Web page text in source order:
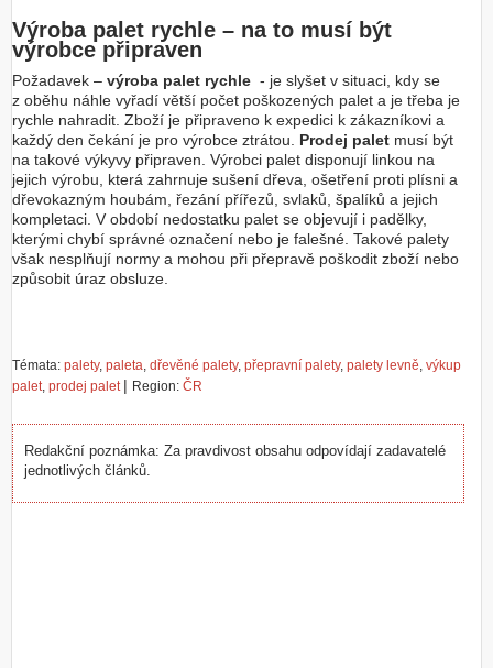
Výroba palet rychle – na to musí být
výrobce připraven
Požadavek – výroba palet rychle - je slyšet v situaci, kdy se
z oběhu náhle vyřadí větší počet poškozených palet a je třeba je
rychle nahradit. Zboží je připraveno k expedici k zákazníkovi a
každý den čekání je pro výrobce ztrátou. Prodej palet musí být
na takové výkyvy připraven. Výrobci palet disponují linkou na
jejich výrobu, která zahrnuje sušení dřeva, ošetření proti plísni a
dřevokazným houbám, řezání přířezů, svlaků, špalíků a jejich
kompletaci. V období nedostatku palet se objevují i padělky,
kterými chybí správné označení nebo je falešné. Takové palety
však nesplňují normy a mohou při přepravě poškodit zboží nebo
způsobit úraz obsluze.
Témata: palety, paleta, dřevěné palety, přepravní palety, palety levně, výkup
palet, prodej palet | Region: ČR
Redakční poznámka: Za pravdivost obsahu odpovídají zadavatelé
jednotlivých článků.